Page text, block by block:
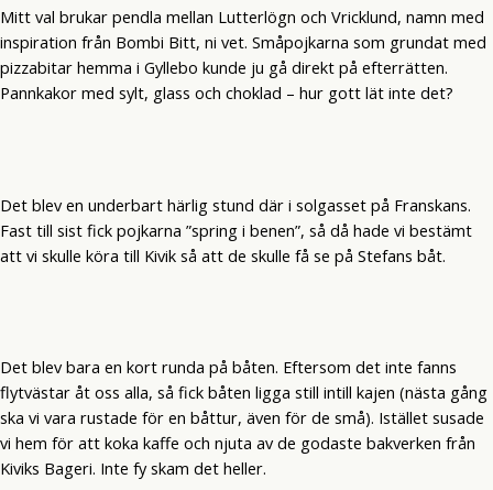
Mitt val brukar pendla mellan Lutterlögn och Vricklund, namn med
inspiration från Bombi Bitt, ni vet. Småpojkarna som grundat med
pizzabitar hemma i Gyllebo kunde ju gå direkt på efterrätten.
Pannkakor med sylt, glass och choklad – hur gott lät inte det?
Det blev en underbart härlig stund där i solgasset på Franskans.
Fast till sist fick pojkarna ”spring i benen”, så då hade vi bestämt
att vi skulle köra till Kivik så att de skulle få se på Stefans båt.
Det blev bara en kort runda på båten. Eftersom det inte fanns
flytvästar åt oss alla, så fick båten ligga still intill kajen (nästa gång
ska vi vara rustade för en båttur, även för de små). Istället susade
vi hem för att koka kaffe och njuta av de godaste bakverken från
Kiviks Bageri. Inte fy skam det heller.